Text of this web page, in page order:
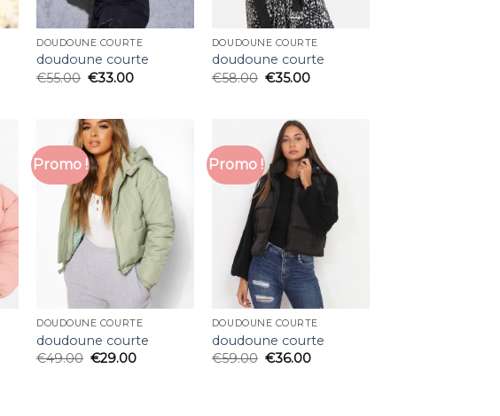
DOUDOUNE COURTE
doudoune courte
€55.00 €33.00
DOUDOUNE COURTE
doudoune courte
€58.00 €35.00
Promo !
DOUDOUNE COURTE
doudoune courte
€49.00 €29.00
Promo !
DOUDOUNE COURTE
doudoune courte
€59.00 €36.00